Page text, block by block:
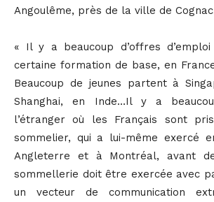
Angoulême, près de la ville de
« Il y a beaucoup d’offres
certaine formation de base, en
Beaucoup de jeunes partent à
Shanghai, en Inde…Il y a
l’étranger où les Français sont
sommelier, qui a lui-même exercé
Angleterre et à Montréal, avant
sommellerie doit être exercée avec
un vecteur de communication